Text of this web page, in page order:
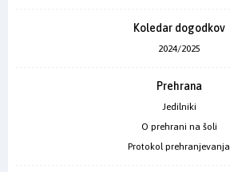
Koledar dogodkov
2024/2025
Prehrana
Jedilniki
O prehrani na šoli
Protokol prehranjevanja